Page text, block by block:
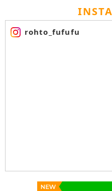
rohto_fufufu